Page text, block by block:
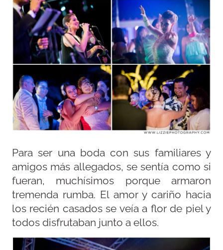
Para ser una boda con sus familiares y
amigos más allegados, se sentía como si
fueran, muchísimos porque armaron
tremenda rumba. El amor y cariño hacia
los recién casados se veía a flor de piel y
todos disfrutaban junto a ellos.